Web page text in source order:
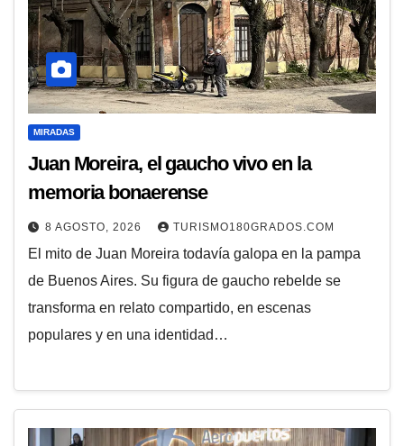
MIRADAS
Juan Moreira, el gaucho vivo en la
memoria bonaerense
8 AGOSTO, 2026 TURISMO180GRADOS.COM
El mito de Juan Moreira todavía galopa en la pampa
de Buenos Aires. Su figura de gaucho rebelde se
transforma en relato compartido, en escenas
populares y en una identidad…